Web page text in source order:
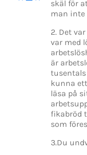
skäl för
man inte
2. Det
var med
är
kunna
läsa på
fikabröd
som
3.Du